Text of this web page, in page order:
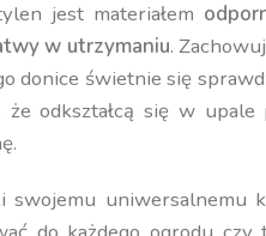
jest materiałem
w utrzymaniu.
donice świetnie się
że odkształcą się w
swojemu uniwersalnemu